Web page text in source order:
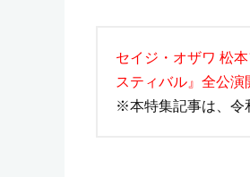
セイジ・オザワ 松
スティバル』全公演
※本特集記事は、令